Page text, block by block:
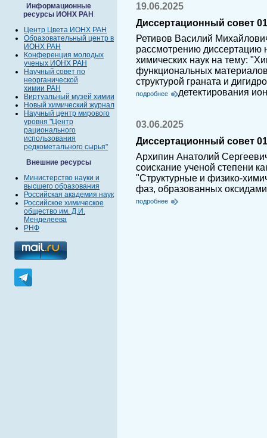
Информационные
ресурсы ИОНХ РАН
Центр Цвета ИОНХ РАН
Образовательный центр в
ИОНХ РАН
Конференция молодых
ученых ИОНХ РАН
Научный совет по
неорганической
химии РАН
Виртуальный музей химии
Новый химический журнал
Научный центр мирового
уровня "Центр
рационального
использования
редкометального сырья"
Внешние ресурсы
Министерство науки и
высшего образования
Российская академия наук
Российское химическое
общество им. Д.И.
Менделеева
РНФ
19.06.2025
Диссертационный совет
Ретивов Василий
рассмотрению диссертацию
химических наук на тему:
функциональных
структурой граната и
детектирования
подробнее
03.06.2025
Диссертационный совет
Архипин Анатолий
соискание ученой степени
"Структурные и физико-
фаз, образованных
подробнее